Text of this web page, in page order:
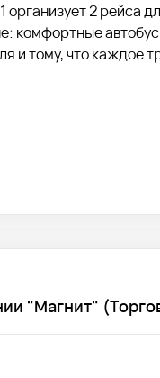
2 рейса
комфортные
и тому, что каждое
"Магнит"